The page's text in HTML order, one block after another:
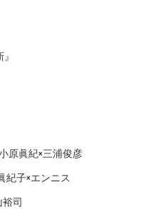
原眞紀×三浦俊彦
紀子×エンニス
司